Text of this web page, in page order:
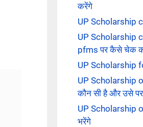
करेंगे
UP Scholarship
UP Scholarship
pfms पर कैसे चेक
UP Scholarship
UP Scholarship
कौन सी है और उसे पर
UP Scholarship
भरेंगे